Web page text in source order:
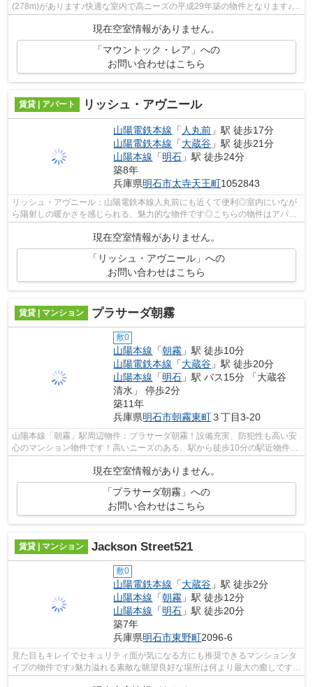
(278m)があります♪快適な室内で高ニーズの平成29年築の物件となります♪駅
から徒歩7分に立地する、魅力的な駅近...
現在空室情報がありません。
「マウントック・レア」への
お問い合わせはこちら
賃貸 | アパート リッシュ・アヴニール
山陽電鉄本線 「 人丸前 」駅 徒歩17分
山陽電鉄本線 「大蔵谷 」駅 徒歩21分
山陽本線 「明石 」駅 徒歩24分
築8年
兵庫県明石市太寺天王町1052843
リッシュ・アヴニール：山陽電鉄本線人丸前にも近くて便利◎室内にいなが
ら陽射しの暖かさを感じられる、魅力的な物件です◎こちらの物件はアパー
現在空室情報がありません。
「リッシュ・アヴニール」への
お問い合わせはこちら
賃貸 | マンション プラサーダ朝霧
敷0
山陽本線 「朝霧 」駅 徒歩10分
山陽電鉄本線 「大蔵谷 」駅 徒歩20分
山陽本線 「明石 」駅 バス15分 「大蔵谷
清水」 停歩2分
築11年
兵庫県明石市朝霧東町３丁目3-20
山陽本線「朝霧」駅周辺物件：プラサーダ朝霧！設備充実、防犯性も高い安
心のマンション物件です！高いニーズのある、駅から徒歩10分の駅近物件☆
ご紹介するのは2014年12月完成の物件で...
現在空室情報がありません。
「プラサーダ朝霧」への
お問い合わせはこちら
賃貸 | マンション Jackson Street521
敷0
山陽電鉄本線 「大蔵谷 」駅 徒歩2分
山陽本線 「朝霧 」駅 徒歩12分
山陽本線 「明石 」駅 徒歩20分
築7年
兵庫県明石市東野町2096-6
見た目もキレイでセキュリティ面が気になる方にも推奨できるマンションタ
イプの物件です♪魅力溢れる素敵な眺望良好な場所は何より最大の癒しですね